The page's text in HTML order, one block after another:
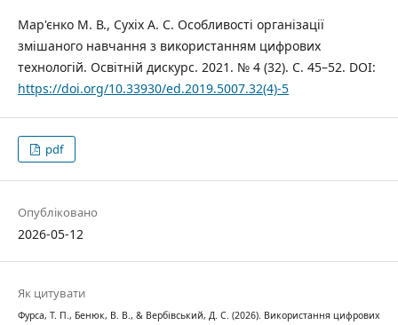
Мар'єнко М. В., Сухіх А. С. Особливості організації
змішаного навчання з використанням цифрових
технологій. Освітній дискурс. 2021. № 4 (32). С. 45–52. DOI:
https://doi.org/10.33930/ed.2019.5007.32(4)-5
pdf
Опубліковано
2026-05-12
Як цитувати
Фурса, Т. П., Бенюк, В. В., & Вербівський, Д. С. (2026). Використання цифрових